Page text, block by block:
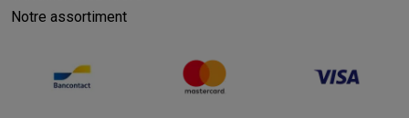
Notre assortiment